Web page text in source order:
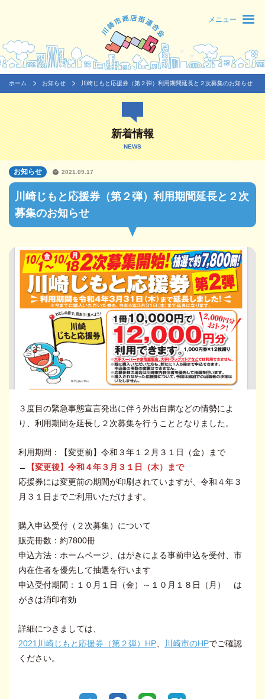
メニュー
ホーム お知らせ 川崎じもと応援券（第２弾）利用期間延長と２次募集のお知らせ
新着情報
NEWS
川崎じもと応援券（第２弾）利用期間延長と２次
募集のお知らせ
お知らせ 2021.09.17
３度目の緊急事態宣言発出に伴う外出自粛などの情勢によ
り、利用期間を延長し２次募集を行うこととなりました。
利用期間：【変更前】令和３年１２月３１日（金）まで
→
【変更後】令和４年３月３１日（木）まで
応援券には変更前の期間が印刷されていますが、令和４年３
月３１日までご利用いただけます。
購入申込受付（２次募集）について
販売冊数：約7800冊
申込方法：ホームページ、はがきによる事前申込を受付、市
内在住者を優先して抽選を行います
申込受付期間：１０月１日（金）～１０月１８日（月） は
がきは消印有効
詳細につきましては、
2021川崎じもと応援券（第２弾）HP、 川崎市のHPでご確認
ください。